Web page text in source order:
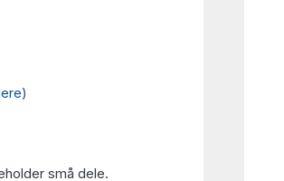
små dele.